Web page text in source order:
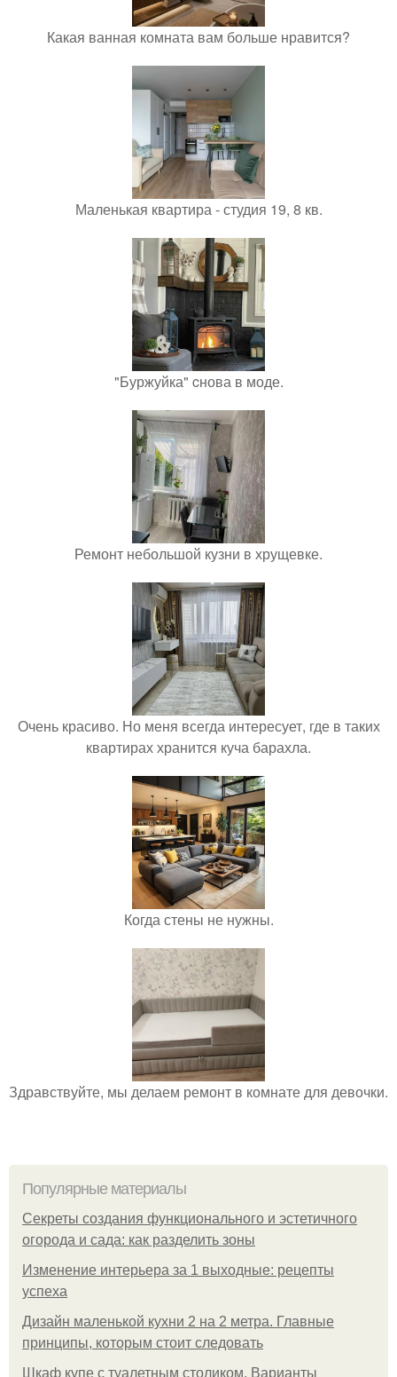
Какая ванная комната вам больше нравится?
Маленькая квартира - студия 19, 8 кв.
"Буржуйка" cнова в моде.
Ремонт небольшой кузни в хрущевке.
Очень красиво. Но меня всегда интересует, где в таких
квартирах хранится куча барахла.
Когда стены не нужны.
Здравствуйте, мы делаем ремонт в комнате для девочки.
Популярные материалы
Секреты создания функционального и эстетичного
огорода и сада: как разделить зоны
Изменение интерьера за 1 выходные: рецепты
успеха
Дизайн маленькой кухни 2 на 2 метра. Главные
принципы, которым стоит следовать
Шкаф купе с туалетным столиком. Варианты